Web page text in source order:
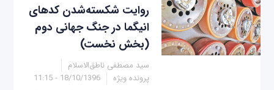
روايت شكسته‌شدن كدهای
انيگما در جنگ جهانی دوم
(بخش نخست)
سید مصطفی ناطق‌الاسلام
پرونده ویژه
18/10/1396 - 11:15